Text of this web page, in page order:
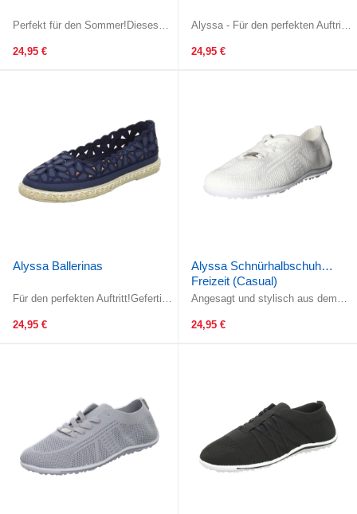
Perfekt für den Sommer!Dieses
Statement! Gefertigt aus
24,95 €
Alyssa - Für den perfekten Auftritt!
weißem glattem Kunstleder. Der ...
24,95 €
Alyssa Ballerinas
Für den perfekten Auftritt!Gefertigt
blauem glattem Kunstleder. Das ...
24,95 €
Alyssa Schnürhalbschuh
Freizeit (Casual)
Angesagt und stylisch aus dem
garantiert eine optimale Passform.
24,95 €